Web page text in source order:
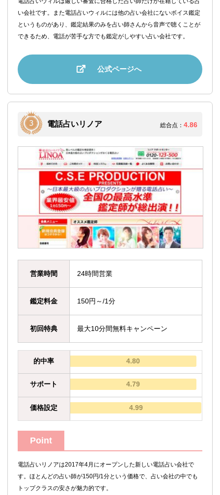
い会社です。また電話占いウィルには他の占い会社にないボイス鑑定
というものがあり、鑑定結果のみを占い師さんから音声で聴くことが
できるため、電話が苦手な方でも鑑定がしやすい占い会社です。
公式ページへ
電話占いリノア 総合点： 4.86
営業時間 24時間営業
鑑定料金 150円～/1分
初回特典 最大10分間無料キャンペーン
的中率 4.80
サポート 4.79
価格設定 4.99
Point
電話占いリノアは2017年4月にオープンした新しい電話占い会社で
す。ほとんどの占い師が150円/1分という価格で、占い会社の中でも
トップクラスの安さが魅力的です。